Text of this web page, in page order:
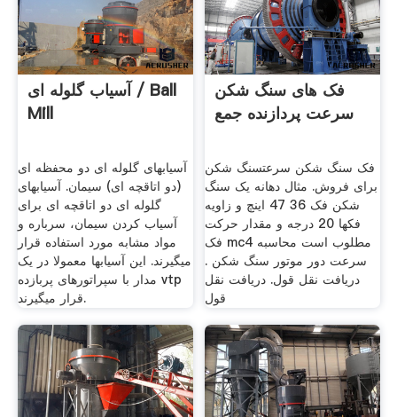
آسیاب گلوله ای / Ball
Mill
آسیابهای گلوله ای دو محفظه ای
(دو اتاقچه ای) سیمان. آسیابهای
گلوله ای دو اتاقچه ای برای
آسیاب کردن سیمان، سرباره و
مواد مشابه مورد استفاده قرار
میگیرند. این آسیابها معمولا در یک
مدار با سپراتورهای پربازده vtp
قرار میگیرند.
فک های سنگ شکن
سرعت پردازنده جمع
فک سنگ شکن سرعتسنگ شکن
برای فروش. مثال دهانه یک سنگ
شکن فک 36 47 اینچ و زاویه
فکها 20 درجه و مقدار حرکت
فک mc4 مطلوب است محاسبه
سرعت دور موتور سنگ شکن .
دریافت نقل قول. دریافت نقل
قول